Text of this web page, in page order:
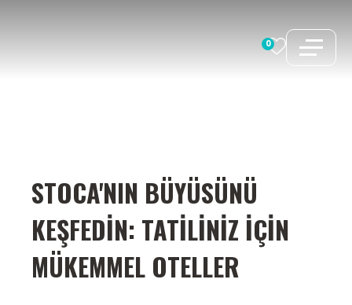
0
STOCA'NIN BÜYÜSÜNÜ
KEŞFEDIN: TATILINIZ İÇIN
MÜKEMMEL OTELLER